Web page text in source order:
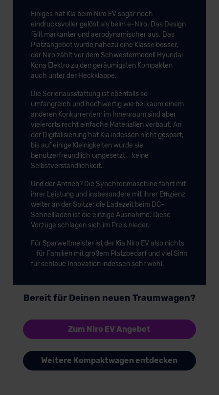
der EU erfolgt, erfolgt dies ausschließlich auf der
Grundlage eines Angemessenheitsbeschlusses der EU-
Kommission (Art. 45 Abs. 1 DSGVO), von
Standarddatenschutzklauseln (Art. 46 Abs. 2 lit. c
DSGVO) oder wenn Sie hierzu Ihre Einwilligung freiwillig
erteilen. Nähere Informationen zu den bestehenden
Datenschutzklauseln können Sie über den Kontakt zu
unserem Datenschutzbeauftragten unter
datenschutz@meinauto.de anfordern.
Datenschutzerklärung|Impressum
Einiges hat Kia beim Niro EV sogar noch
eindrucksvoller gelöst als beim e-Niro. Das Design
fällt markanter und aerodynamischer aus. Das
Platzangebot wurde nahezu eine Klasse besser;
der Niro zählt vor dem Schwestermodell Hyundai
Kona Elektro zu den geräumigsten Kompakten –
auch unter der Heckklappe.
Die Serienausstattung ist ebenfalls so
umfangreich und hochwertig wie bei kaum einem
anderen Konkurrenten; im Innenraum sind aber
vielerorts recht einfache Materialien verbaut. An
der Digitalisierung hat Kia indessen nicht gespart;
bis auf einige Kleinigkeiten wurde sie
benutzerfreundlich umgesetzt – keine
Selbstverständlichkeit.
Und der Antrieb? Die Synchronmaschine fährt mit
ihrer Leistung und insbesondere mit ihrer Effizienz
weiter an der Spitze; die Ladezeit beim DC-
Schnellladen ist die einzige Ausnahme. Diese
Vorzüge schlagen sich im Preis nieder.
Für Sparweltmeister ist der Kia Niro EV also nichts
– für Familien mit großem Platzbedarf und viel Sinn
für schlaue Innovation indessen sehr wohl.
Bereit für Deinen neuen Traumwagen?
Zum Niro EV Angebot
Weitere Kompaktwagen entdecken